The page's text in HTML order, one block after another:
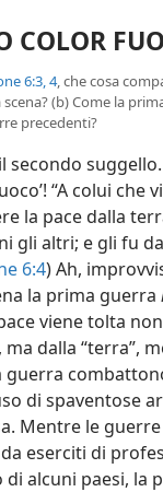
COLOR
6:3, 4, che cosa
(b) Come la
precedenti?
il secondo
“A colui che
la pace dalla
gli altri; e gli fu
6:4) Ah,
la prima guerra
viene tolta
dalla “terra”,
guerra
di spaventose
Mentre le
eserciti di
alcuni paesi, la